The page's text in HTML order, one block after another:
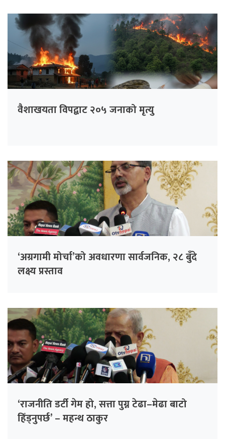
वैशाखयता विपद्बाट २०५ जनाको मृत्यु
‘अग्रगामी मोर्चा’को अवधारणा सार्वजनिक, २८ बुँदे
लक्ष्य प्रस्ताव
‘राजनीति डर्टी गेम हो, सत्ता पुग्न टेढा–मेढा बाटो
हिँड्नुपर्छ’ – महन्थ ठाकुर